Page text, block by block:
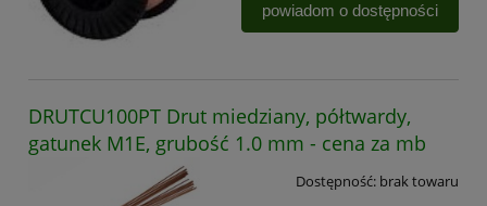
powiadom o dostępności
DRUTCU100PT Drut miedziany, półtwardy,
gatunek M1E, grubość 1.0 mm - cena za mb
Dostępność: brak towaru